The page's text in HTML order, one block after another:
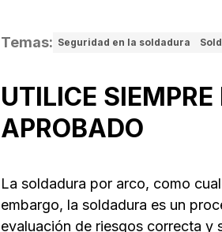
Temas: Seguridad en la soldadura
UTILICE SIEMPRE
APROBADO
La soldadura por arco, como
embargo, la soldadura es un
evaluación de riesgos correcta y